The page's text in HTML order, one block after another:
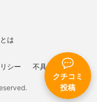
クチコミ
投稿
は
シー 不具合報告